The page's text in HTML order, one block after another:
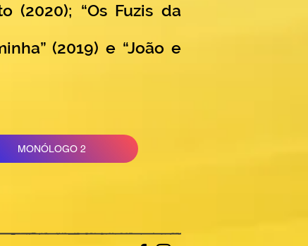
(2020); “Os Fuzis da
(2019) e “João e
MONÓLOGO 2